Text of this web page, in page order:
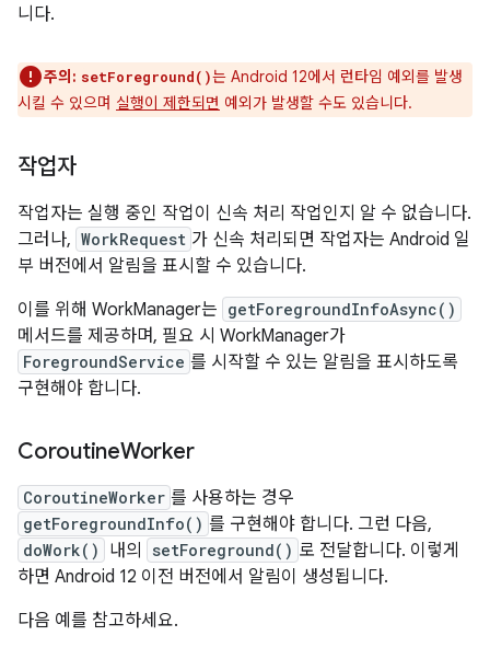
니다.
주의: setForeground()는 Android 12에서 런타임 예외를 발생
시킬 수 있으며 실행이 제한되면 예외가 발생할 수도 있습니다.
작업자
작업자는 실행 중인 작업이 신속 처리 작업인지 알 수 없습니다.
그러나, WorkRequest 가 신속 처리되면 작업자는 Android 일
부 버전에서 알림을 표시할 수 있습니다.
이를 위해 WorkManager는 getForegroundInfoAsync()
메서드를 제공하며, 필요 시 WorkManager가
ForegroundService 를 시작할 수 있는 알림을 표시하도록
구현해야 합니다.
CoroutineWorker
CoroutineWorker 를 사용하는 경우
getForegroundInfo() 를 구현해야 합니다. 그런 다음,
doWork() 내의 setForeground() 로 전달합니다. 이렇게
하면 Android 12 이전 버전에서 알림이 생성됩니다.
다음 예를 참고하세요.